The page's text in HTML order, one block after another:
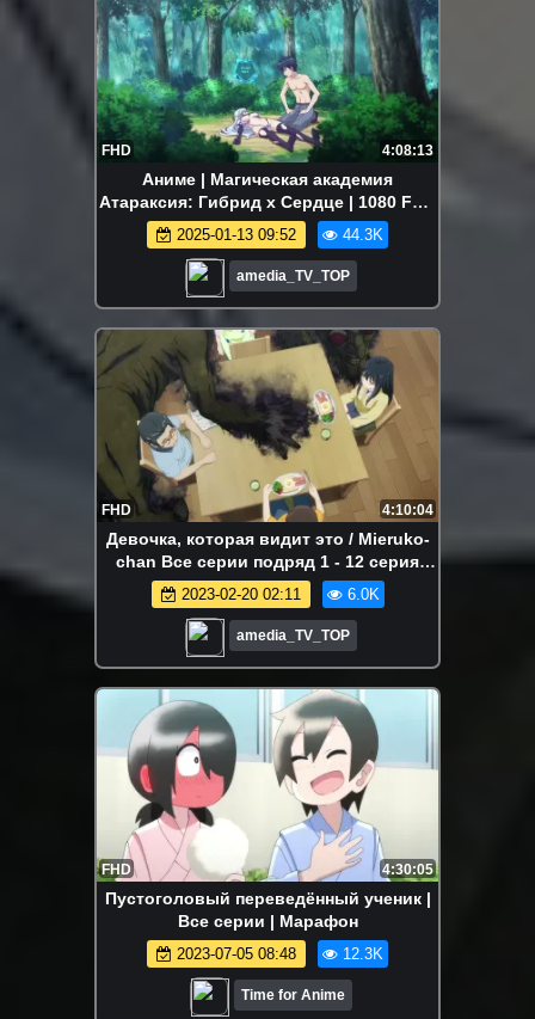
FHD 4:08:13
Аниме | Магическая академия
Атараксия: Гибрид x Сердце | 1080 FHD
| Все серии Аниме Марафон
2025-01-13 09:52 44.3K
amedia_TV_TOP
FHD 4:10:04
Девочка, которая видит это / Mieruko-
chan Все серии подряд 1 - 12 серия
Аниме Марафон
2023-02-20 02:11 6.0K
amedia_TV_TOP
FHD 4:30:05
Пустоголовый переведённый ученик |
Все серии | Марафон
2023-07-05 08:48 12.3K
Time for Anime